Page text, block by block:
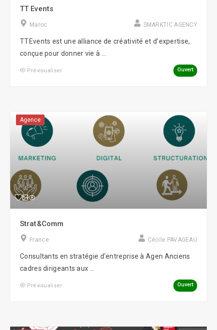
TT Events
Maroc SMARKTIC AGENCY
TTEvents est une alliance de créativité et d'expertise,
conçue pour donner vie à ...
Prévisualiser Ouvert
Agence
Strat&Comm
France Cécile PAVAGEAU
Consultants en stratégie d'entreprise à Agen Anciens
cadres dirigeants aux ...
Prévisualiser Ouvert